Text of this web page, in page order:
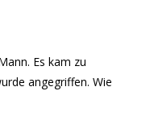
Es kam zu
angegriffen. Wie